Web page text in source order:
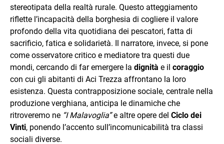
stereotipata della realtà rurale. Questo atteggiamento
riflette l’incapacità della borghesia di cogliere il valore
profondo della vita quotidiana dei pescatori, fatta di
sacrificio, fatica e solidarietà. Il narratore, invece, si pone
come osservatore critico e mediatore tra questi due
mondi, cercando di far emergere la dignità e il coraggio
con cui gli abitanti di Aci Trezza affrontano la loro
esistenza. Questa contrapposizione sociale, centrale nella
produzione verghiana, anticipa le dinamiche che
ritroveremo ne “I Malavoglia”e altre opere del Ciclo dei
Vinti, ponendo l’accento sull’incomunicabilità tra classi
sociali diverse.